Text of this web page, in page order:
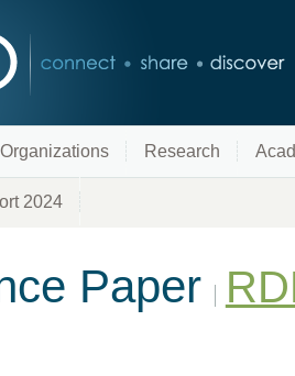
Organizations Research
2024
Paper